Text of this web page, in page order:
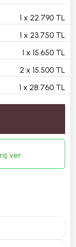
1 x 22.790 TL
1 x 23.750 TL
1 x 15.650 TL
2 x 15.500 TL
1 x 28.760 TL
ver